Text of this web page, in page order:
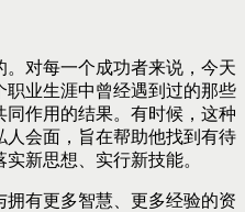
对每一个成功者来说，今天
业生涯中曾经遇到过的那些
同作用的结果。有时候，这种
会面，旨在帮助他找到有待
新思想、实行新技能。
有更多智慧、更多经验的资